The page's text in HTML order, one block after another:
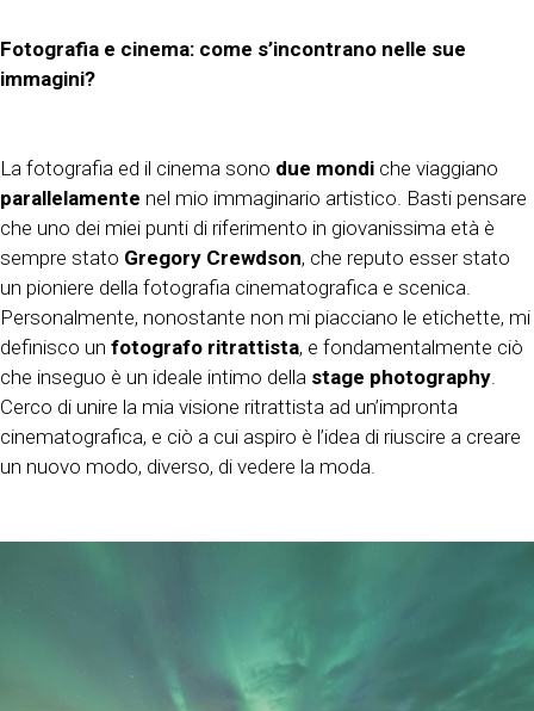
Fotografia e cinema: come s’incontrano nelle sue
immagini?
La fotografia ed il cinema sono due mondi che viaggiano
parallelamente nel mio immaginario artistico. Basti pensare
che uno dei miei punti di riferimento in giovanissima età è
sempre stato Gregory Crewdson, che reputo esser stato
un pioniere della fotografia cinematografica e scenica.
Personalmente, nonostante non mi piacciano le etichette, mi
definisco un fotografo ritrattista, e fondamentalmente ciò
che inseguo è un ideale intimo della stage photography.
Cerco di unire la mia visione ritrattista ad un’impronta
cinematografica, e ciò a cui aspiro è l’idea di riuscire a creare
un nuovo modo, diverso, di vedere la moda.